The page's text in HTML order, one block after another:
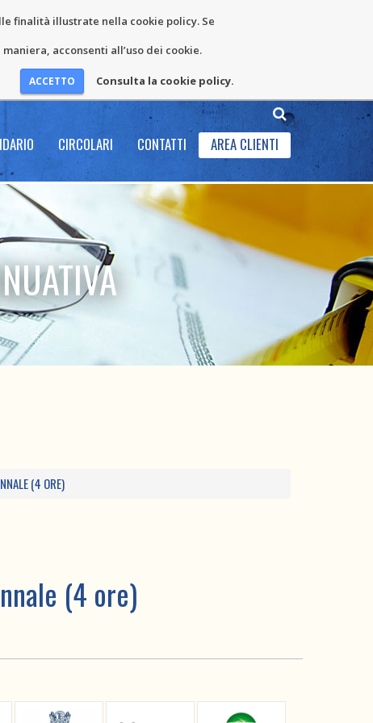
finalità illustrate nella cookie policy. Se
acconsenti all’uso dei cookie.
Consulta la cookie policy.
CIRCOLARI CONTATTI AREA CLIENTI
(4 ORE)
(4 ore)